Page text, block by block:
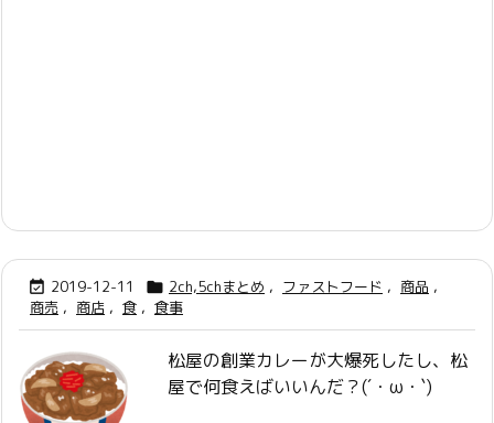
 2019-12-11  2ch,5chまとめ , ファストフード , 商品 ,
商売 , 商店 , 食 , 食事
松屋の創業カレーが大爆死したし、松
屋で何食えばいいんだ？(´・ω・`)